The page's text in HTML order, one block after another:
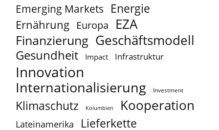
Emerging Markets Energie
Ernährung Europa EZA
Finanzierung Geschäftsmodell
Gesundheit Impact Infrastruktur
Innovation
Internationalisierung Investment
Klimaschutz Kolumbien Kooperation
Lateinamerika Lieferkette